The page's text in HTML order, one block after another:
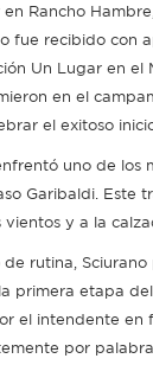
Rancho
fue recibido con
Un Lugar en el
en el
el exitoso
uno de los
Garibaldi. Este
y a la
rutina, Sciurano
primera etapa
el intendente en
por